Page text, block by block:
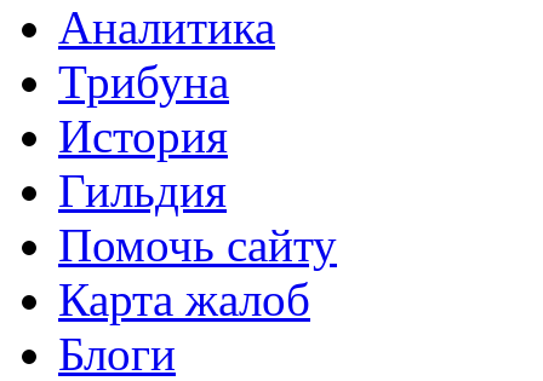
Аналитика
Трибуна
История
Гильдия
Помочь сайту
Карта жалоб
Блоги